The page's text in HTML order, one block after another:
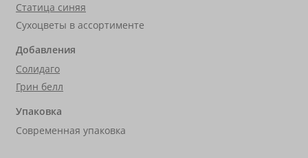
Статица синяя
Сухоцветы в ассортименте
Добавления
Солидаго
Грин белл
Упаковка
Современная упаковка